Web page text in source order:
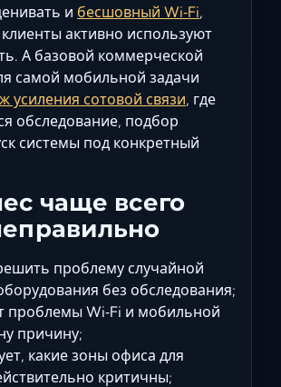
и бесшовный Wi‑Fi,
активно используют
А базовой коммерческой
самой мобильной задачи
усиления сотовой связи, где
обследование, подбор
системы под конкретный
чаще всего
проблему случайной
без обследования;
проблемы Wi‑Fi и мобильной
причину;
какие зоны офиса для
критичны;